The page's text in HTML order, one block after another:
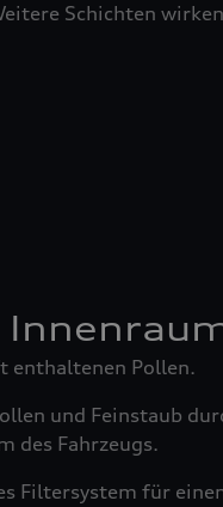
Schichten
enthaltenen Pollen.
und Feinstaub
des Fahrzeugs.
Filtersystem für